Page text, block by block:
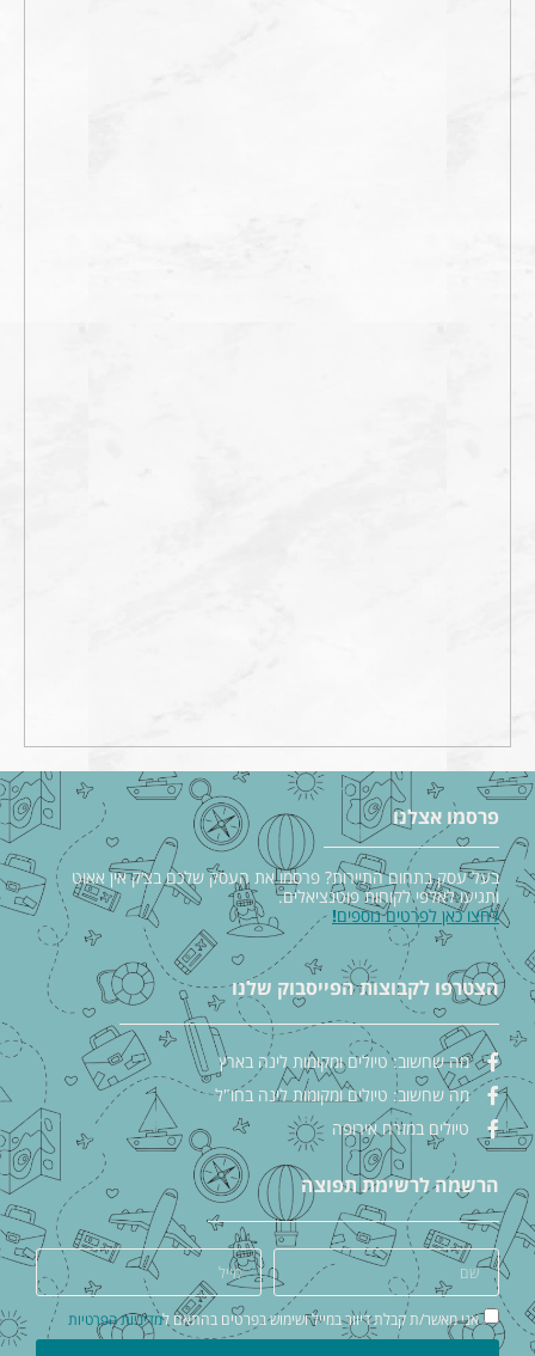
פרסמו אצלנו
בעל עסק בתחום התיירות? פרסמו את העסק שלכם בצ׳ק אין אאוט
ותגיעו לאלפי לקוחות פוטנציאלים.
לחצו כאן לפרטים נוספים!
הצטרפו לקבוצות הפייסבוק שלנו
מה שחשוב: טיולים ומקומות לינה בארץ
מה שחשוב: טיולים ומקומות לינה בחו"ל
טיולים במזרח אירופה
הרשמה לרשימת תפוצה
אני מאשר/ת קבלת דיוור במייל ושימוש בפרטים בהתאם למדיניות הפרטיות